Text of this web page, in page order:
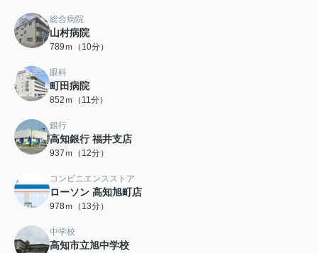
総合病院
山村病院
789ｍ（10分）
眼科
町田病院
852ｍ（11分）
銀行
高知銀行 福井支店
937ｍ（12分）
コンビニエンスストア
ローソン 高知旭町店
978ｍ（13分）
中学校
高知市立旭中学校